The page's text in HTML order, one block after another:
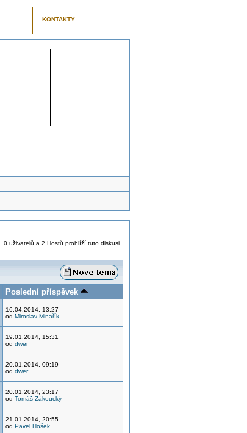
KONTAKTY
0 uživatelů a 2 Hostů prohlíží tuto diskusi.
Poslední příspěvek
16.04.2014, 13:27
od Miroslav Minařík
19.01.2014, 15:31
od dwer
20.01.2014, 09:19
od dwer
20.01.2014, 23:17
od Tomáš Zákoucký
21.01.2014, 20:55
od Pavel Hošek